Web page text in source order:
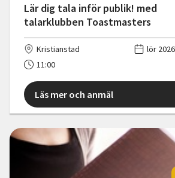
Lär dig tala inför publik! med
talarklubben Toastmasters
Kristianstad
lör
11:00
Läs mer och anmäl